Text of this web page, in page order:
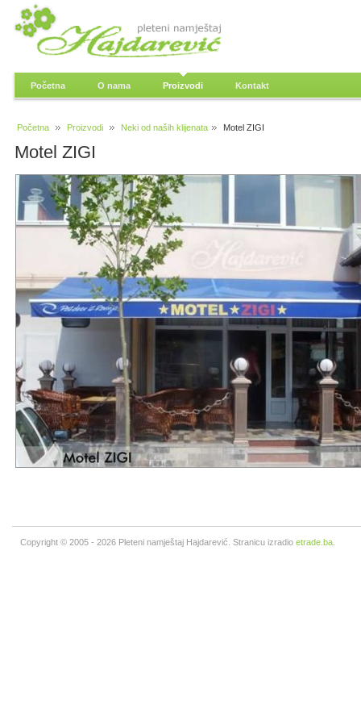
Početna O nama Proizvodi Kontakt
Početna Proizvodi Neki od naših klijenata Motel ZIGI
Motel ZIGI
Copyright © 2005 - 2026 Pleteni namještaj Hajdarević. Stranicu izradio etrade.ba